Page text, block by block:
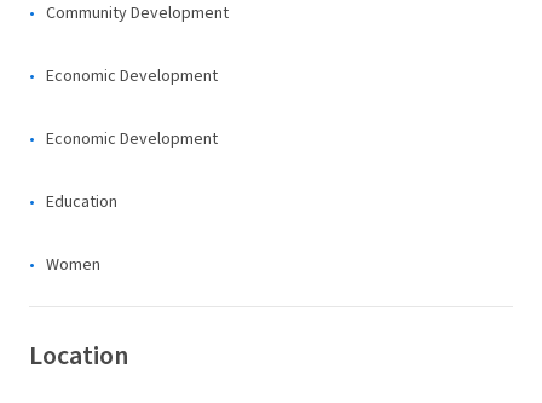
Community Development
Economic Development
Economic Development
Education
Women
Location